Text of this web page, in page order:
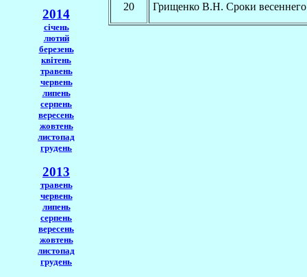
2014
січень
лютий
березень
квітень
травень
червень
липень
серпень
вересень
жовтень
листопад
грудень
2013
травень
червень
липень
серпень
вересень
жовтень
листопад
грудень
20 Грищенко В.Н. Сроки